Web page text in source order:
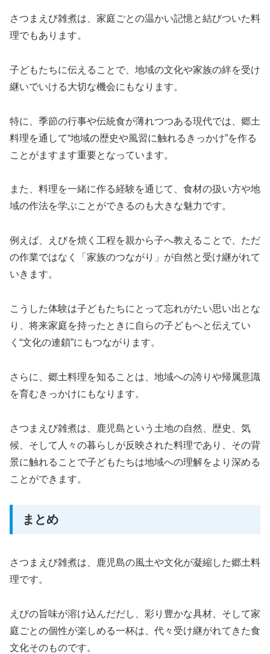
さつまえび雑煮は、家庭ごとの温かい記憶と結びついた料
理でもあります。
子どもたちに伝えることで、地域の文化や家族の絆を受け
継いでいける大切な機会にもなります。
特に、季節の行事や伝統食が薄れつつある現代では、郷土
料理を通して“地域の歴史や風習に触れるきっかけ”を作る
ことがますます重要となっています。
また、料理を一緒に作る経験を通じて、食材の扱い方や地
域の作法を学ぶことができるのも大きな魅力です。
例えば、えびを焼く工程を親から子へ教えることで、ただ
の作業ではなく「家族のつながり」が自然と受け継がれて
いきます。
こうした体験は子どもたちにとって忘れがたい思い出とな
り、将来家庭を持ったときに自らの子どもへと伝えてい
く“文化の連鎖”にもつながります。
さらに、郷土料理を知ることは、地域への誇りや帰属意識
を育むきっかけにもなります。
さつまえび雑煮は、鹿児島という土地の自然、歴史、気
候、そして人々の暮らしが反映された料理であり、その背
景に触れることで子どもたちは地域への理解をより深める
ことができます。
まとめ
さつまえび雑煮は、鹿児島の風土や文化が凝縮した郷土料
理です。
えびの旨味が溶け込んだだし、彩り豊かな具材、そして家
庭ごとの個性が楽しめる一杯は、代々受け継がれてきた食
文化そのものです。